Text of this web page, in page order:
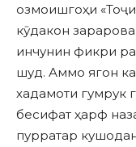
озмоишгоҳи
кӯдакон
инчунин фикри
шуд. Аммо ягон
хадамоти гумрук
бесифат ҳарф
пурратар